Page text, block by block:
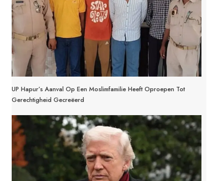
UP Hapur’s Aanval Op Een Moslimfamilie Heeft Oproepen Tot
Gerechtigheid Gecreëerd